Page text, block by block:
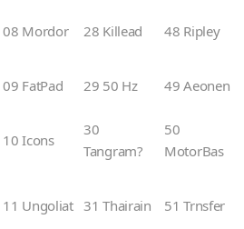
08 Mordor 28 Killead 48 Ripley
09 FatPad 29 50 Hz 49 Aeonen
10 Icons
30
Tangram?
50
MotorBas
11 Ungoliat 31 Thairain 51 Trnsfer